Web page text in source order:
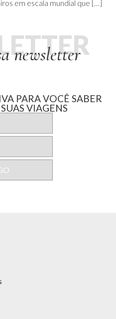
em escala mundial que […]
newsletter
PARA VOCÊ SABER
VIAGENS